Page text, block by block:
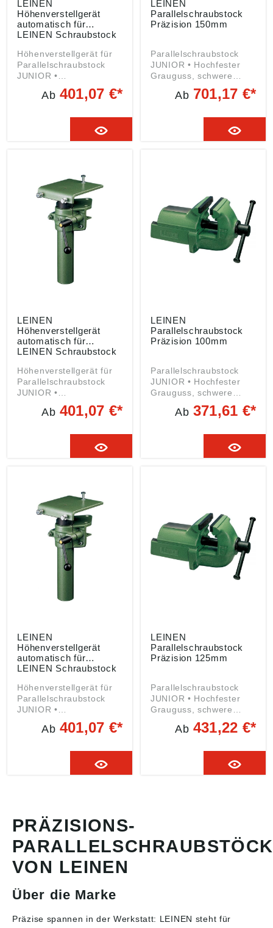
LEINEN
Höhenverstellgerät
automatisch für
LEINEN Schraubstock
Höhenverstellgerät für
Parallelschraubstock
JUNIOR •
Gasdruckfeder
ermöglicht die
automatische
Verstellung bis 215 mm
• Vertikale Justierung •
Befestigungsschrauben.
Ab 401,07 €*
LEINEN
Parallelschraubstock
Präzision 150mm
Parallelschraubstock
JUNIOR • Hochfester
Grauguss, schwere
Ausführung • Lange
hochpräzise
Trapezgewindespindel
verdeckt und gegen
Rohrspannbacken •
Große Ambossfläche für
leichte Richtarbeiten
Ab 701,17 €*
LEINEN
Höhenverstellgerät
automatisch für
LEINEN Schraubstock
Höhenverstellgerät für
Parallelschraubstock
JUNIOR •
Gasdruckfeder
ermöglicht die
automatische
Verstellung bis 215 mm
• Vertikale Justierung •
Befestigungsschrauben.
Ab 401,07 €*
LEINEN
Parallelschraubstock
Präzision 100mm
Parallelschraubstock
JUNIOR • Hochfester
Grauguss, schwere
Ausführung • Lange
hochpräzise
Trapezgewindespindel
verdeckt und gegen
Rohrspannbacken •
Große Ambossfläche für
leichte Richtarbeiten
Ab 371,61 €*
LEINEN
Höhenverstellgerät
automatisch für
LEINEN Schraubstock
Höhenverstellgerät für
Parallelschraubstock
JUNIOR •
Gasdruckfeder
ermöglicht die
automatische
Verstellung bis 215 mm
• Vertikale Justierung •
Ab 401,07 €*
LEINEN
Parallelschraubstock
Präzision 125mm
Parallelschraubstock
JUNIOR • Hochfester
Grauguss, schwere
Ausführung • Lange
hochpräzise
Trapezgewindespindel
verdeckt und gegen
Große Ambossfläche für
leichte Richtarbeiten
Ab 431,22 €*
PRÄZISIONS-
VON LEINEN
Über die Marke
Präzise spannen in der Werkstatt: LEINEN steht für